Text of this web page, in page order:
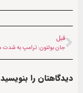
قبل
دیدگاهتان را بنویسید